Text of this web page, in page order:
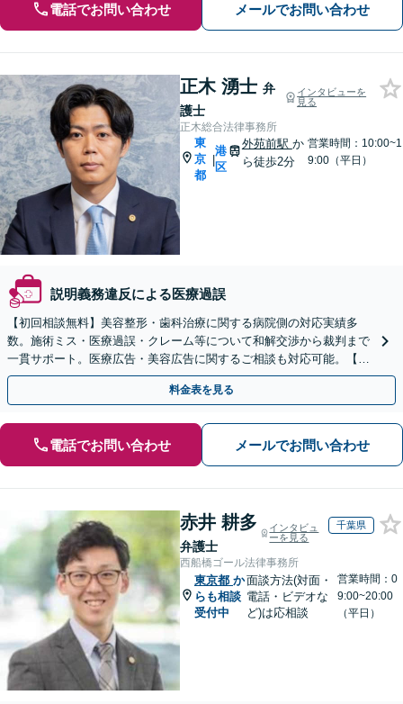
電話でお問い合わせ メールでお問い合わせ
正木 湧士 弁
護士
インタビューを
見る
正木総合法律事務所
東
京
都
|
港
区
外苑前駅 か
ら徒歩2分
営業時間：10:00~1
9:00（平日）
説明義務違反による医療過誤
【初回相談無料】美容整形・歯科治療に関する病院側の対応実績多
数。施術ミス・医療過誤・クレーム等について和解交渉から裁判まで
一貫サポート。医療広告・美容広告に関するご相談も対応可能。【美
容クリニック・歯科医院の顧問実績あり】
料金表を見る
電話でお問い合わせ メールでお問い合わせ
赤井 耕多
弁護士
インタビュ
ーを見る
千葉県
西船橋ゴール法律事務所
東京都 か
らも相談
受付中
面談方法(対面・
電話・ビデオな
ど)は応相談
営業時間：0
9:00~20:00
（平日）